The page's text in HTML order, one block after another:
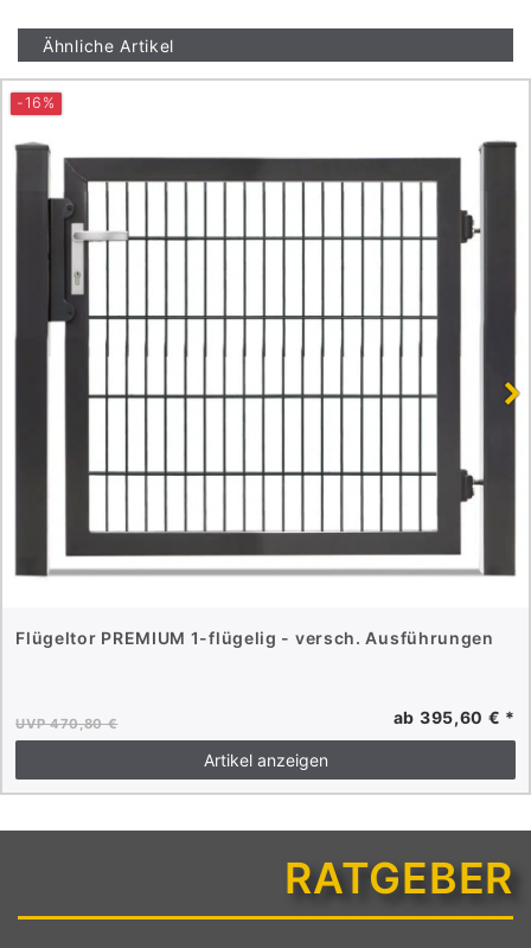
Ähnliche Artikel
-16%
Flügeltor PREMIUM 1-flügelig - versch. Ausführungen
UVP 470,80 € ab 395,60 € *
Artikel anzeigen
RATGEBER